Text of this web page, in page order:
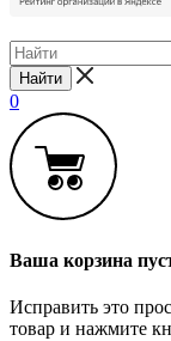
Найти
0
Ваша корзина
Исправить это
товар и нажмите